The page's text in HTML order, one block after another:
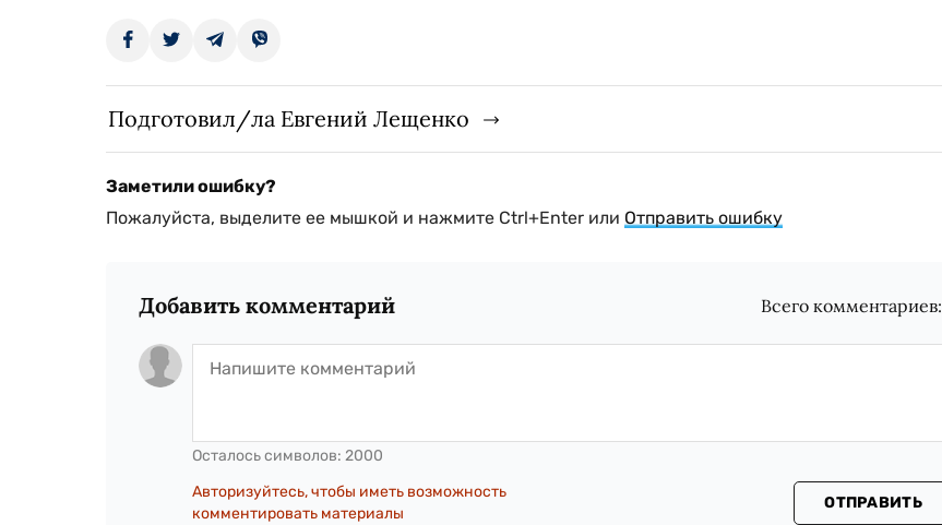
Подготовил/ла Евгений Лещенко
Заметили ошибку?
Пожалуйста, выделите ее мышкой и нажмите Ctrl+Enter или Отправить ошибку
Добавить комментарий Всего комментариев:
Осталось символов: 2000
Авторизуйтесь, чтобы иметь возможность
комментировать материалы
ОТПРАВИТЬ